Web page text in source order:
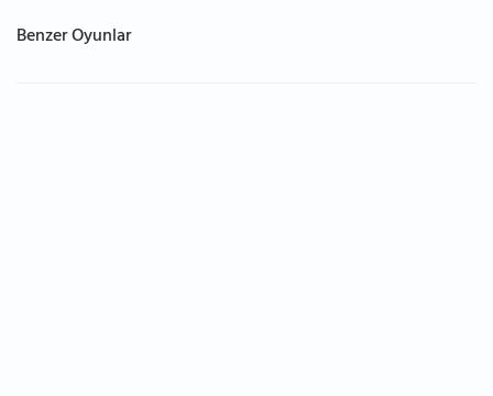
Benzer Oyunlar